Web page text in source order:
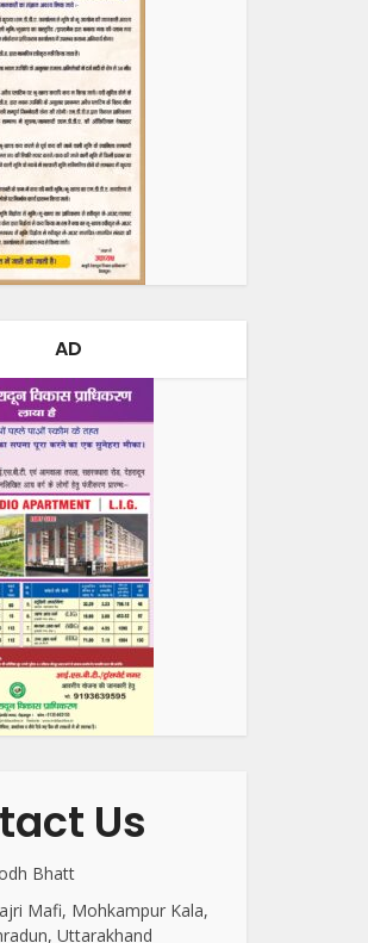
AD
Us
Bhatt
Mafi, Mohkampur Kala,
Uttarakhand